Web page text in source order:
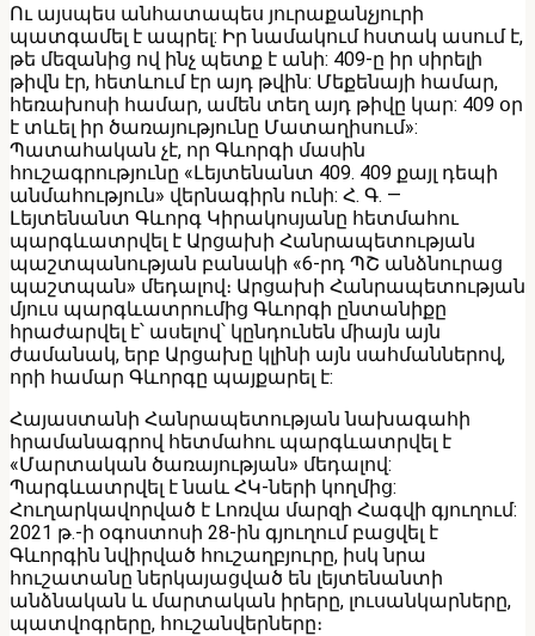
Ու այսպես անհատապես յուրաքանչյուրի
պատգամել է ապրել: Իր նամակում հստակ ասում է,
թե մեզանից ով ինչ պետք է անի: 409-ը իր սիրելի
թիվն էր, հետևում էր այդ թվին: Մեքենայի համար,
հեռախոսի համար, ամեն տեղ այդ թիվը կար: 409 օր
է տևել իր ծառայությունը Մատաղիսում»:
Պատահական չէ, որ Գևորգի մասին
հուշագրությունը «Լեյտենանտ 409. 409 քայլ դեպի
անմահություն» վերնագիրն ունի: Հ. Գ. —
Լեյտենանտ Գևորգ Կիրակոսյանը հետմահու
պարգևատրվել է Արցախի Հանրապետության
պաշտպանության բանակի «6-րդ ՊՇ անձնուրաց
պաշտպան» մեդալով։ Արցախի Հանրապետության
մյուս պարգևատրումից Գևորգի ընտանիքը
հրաժարվել է՝ ասելով՝ կընդունեն միայն այն
ժամանակ, երբ Արցախը կլինի այն սահմաններով,
որի համար Գևորգը պայքարել է:
Հայաստանի Հանրապետության նախագահի
հրամանագրով հետմահու պարգևատրվել է
«Մարտական ծառայության» մեդալով:
Պարգևատրվել է նաև ՀԿ-ների կողմից:
Հուղարկավորված է Լոռվա մարզի Հագվի գյուղում:
2021 թ.-ի օգոստոսի 28-ին գյուղում բացվել է
Գևորգին նվիրված հուշաղբյուրը, իսկ նրա
հուշատանը ներկայացված են լեյտենանտի
անձնական և մարտական իրերը, լուսանկարները,
պատվոգրերը, հուշանվերները։